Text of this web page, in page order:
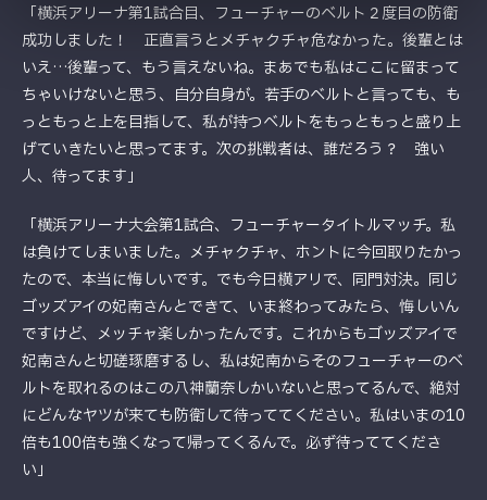
「横浜アリーナ第1試合目、フューチャーのベルト２度目の防衛
成功しました！ 正直言うとメチャクチャ危なかった。後輩とは
いえ…後輩って、もう言えないね。まあでも私はここに留まって
ちゃいけないと思う、自分自身が。若手のベルトと言っても、も
っともっと上を目指して、私が持つベルトをもっともっと盛り上
げていきたいと思ってます。次の挑戦者は、誰だろう？ 強い
人、待ってます」
「横浜アリーナ大会第1試合、フューチャータイトルマッチ。私
は負けてしまいました。メチャクチャ、ホントに今回取りたかっ
たので、本当に悔しいです。でも今日横アリで、同門対決。同じ
ゴッズアイの妃南さんとできて、いま終わってみたら、悔しいん
ですけど、メッチャ楽しかったんです。これからもゴッズアイで
妃南さんと切磋琢磨するし、私は妃南からそのフューチャーのベ
ルトを取れるのはこの八神蘭奈しかいないと思ってるんで、絶対
にどんなヤツが来ても防衛して待っててください。私はいまの10
倍も100倍も強くなって帰ってくるんで。必ず待っててくださ
い」